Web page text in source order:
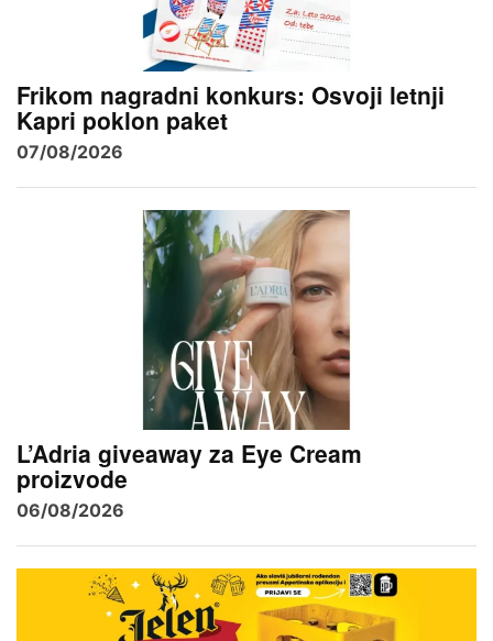
Frikom nagradni konkurs: Osvoji letnji
Kapri poklon paket
07/08/2026
L’Adria giveaway za Eye Cream
proizvode
06/08/2026